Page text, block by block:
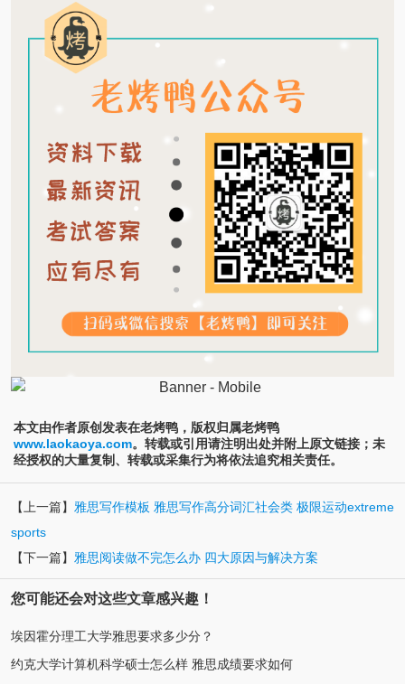
本文由作者原创发表在老烤鸭，版权归属老烤鸭
www.laokaoya.com。转载或引用请注明出处并附上原文链接；未
经授权的大量复制、转载或采集行为将依法追究相关责任。
【上一篇】 雅思写作模板 雅思写作高分词汇社会类 极限运动extreme
sports
【下一篇】 雅思阅读做不完怎么办 四大原因与解决方案
您可能还会对这些文章感兴趣！
埃因霍分理工大学雅思要求多少分？
约克大学计算机科学硕士怎么样 雅思成绩要求如何